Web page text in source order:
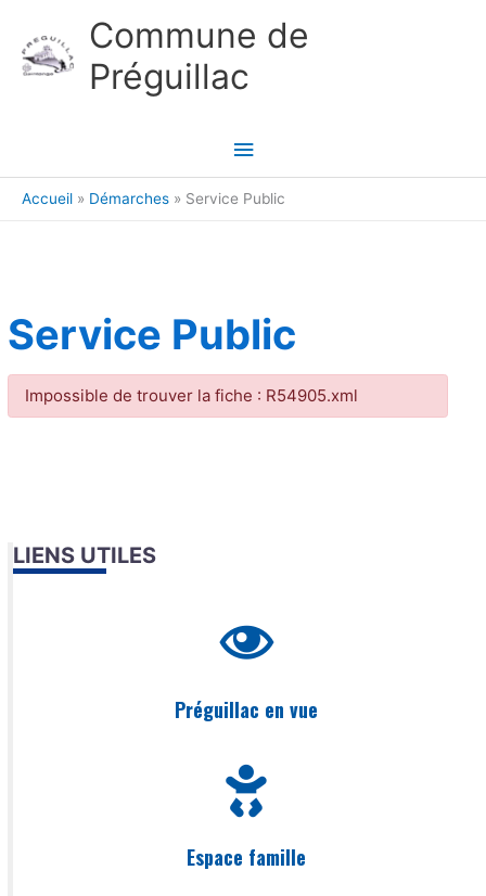
Commune de
Préguillac
Menu
principal
Accueil Démarches Service Public
Service Public
Impossible de trouver la fiche : R54905.xml
LIENS UTILES
Préguillac en vue
Espace famille